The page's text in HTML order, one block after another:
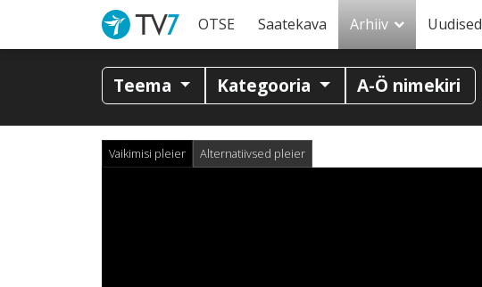
OTSE Saatekava Arhiiv Uudised
Teema Kategooria A-Ö nimekiri
Vaikimisi pleier Alternatiivsed pleier